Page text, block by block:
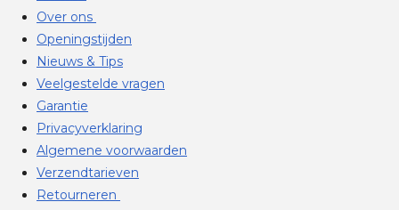
Over ons
Openingstijden
Nieuws & Tips
Veelgestelde vragen
Garantie
Privacyverklaring
Algemene voorwaarden
Verzendtarieven
Retourneren